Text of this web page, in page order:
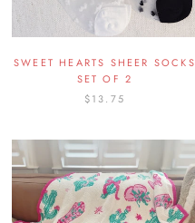
SWEET HEARTS SHEER SOCKS
SET OF 2
$13.75